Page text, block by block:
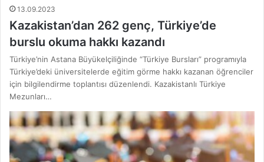
13.09.2023
Kazakistan’dan 262 genç, Türkiye’de
burslu okuma hakkı kazandı
Türkiye’nin Astana Büyükelçiliğinde “Türkiye Bursları” programıyla
Türkiye’deki üniversitelerde eğitim görme hakkı kazanan öğrenciler
için bilgilendirme toplantısı düzenlendi. Kazakistanlı Türkiye
Mezunları…